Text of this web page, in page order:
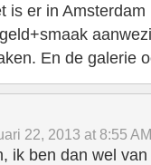
is er in
En de galerie
22, 2013 at 8:55 AM
ik ben dan wel